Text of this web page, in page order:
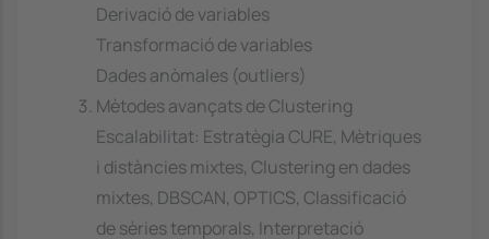
Derivació de variables
Transformació de variables
Dades anòmales (outliers)
Mètodes avançats de Clustering
Escalabilitat: Estratègia CURE, Mètriques
i distàncies mixtes, Clustering en dades
mixtes, DBSCAN, OPTICS, Classificació
de sèries temporals, Interpretació